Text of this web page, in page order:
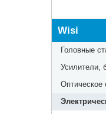
Wisi
Головные
Усилители,
Оптическое